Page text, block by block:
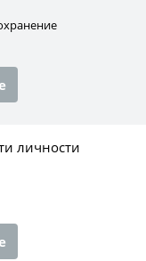
личности